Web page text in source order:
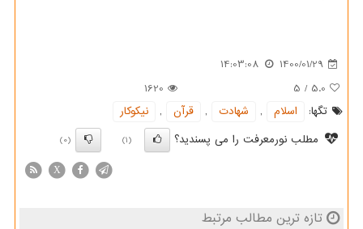
1400/01/29
14:03:08
5.0
/
5
1620
تگها:
اسلام , شهادت , قرآن ,
نیكوكار
مطلب نورمعرفت را می پسندید؟
(1)
(0)
X
تازه ترین مطالب مرتبط